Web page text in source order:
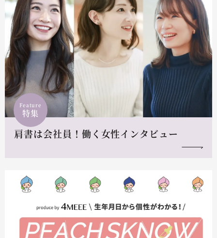
Feature
特集
肩書は会社員！働く女性インタビュー